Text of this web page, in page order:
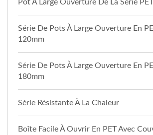
Pot À Large Ouverture De La Série
Série De Pots À Large Ouverture En
120mm
Série De Pots À Large Ouverture En
180mm
Série Résistante À La Chaleur
Boîte Facile À Ouvrir En PET Avec